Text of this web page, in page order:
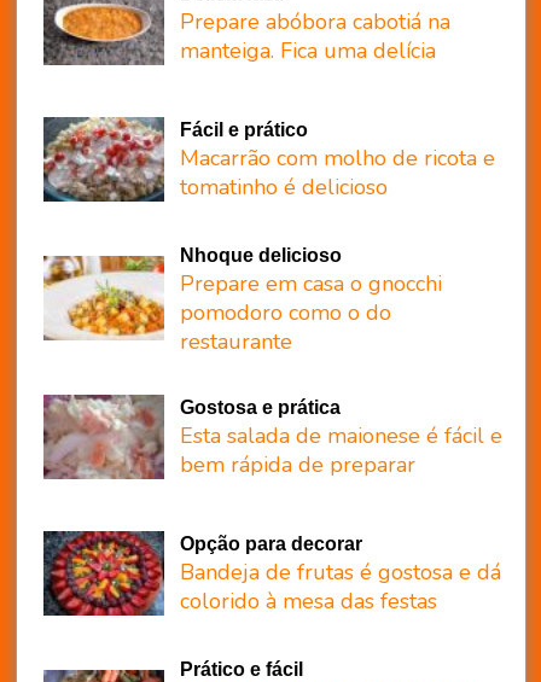
Prepare abóbora cabotiá na
manteiga. Fica uma delícia
Fácil e prático
Macarrão com molho de ricota e
tomatinho é delicioso
Nhoque delicioso
Prepare em casa o gnocchi
pomodoro como o do
restaurante
Gostosa e prática
Esta salada de maionese é fácil e
bem rápida de preparar
Opção para decorar
Bandeja de frutas é gostosa e dá
colorido à mesa das festas
Prático e fácil